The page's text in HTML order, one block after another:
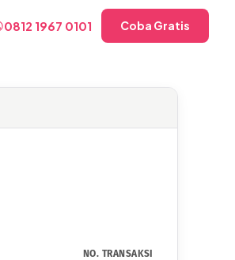
0812 1967 0101 Coba Gratis
NO. TRANSAKSI